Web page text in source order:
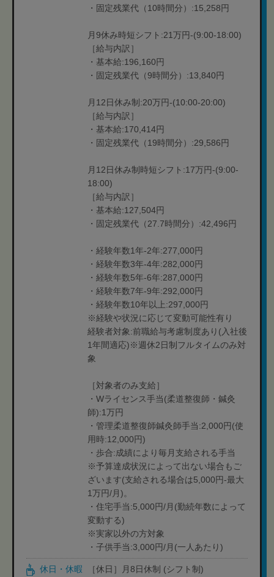
・固定残業代（10時間分）:15,258円
月9休み時短シフト:21万円-(9:00-18:00)
［給与内訳］
・基本給:196,160円
・固定残業代（9時間分）:13,840円
月12日休み制:20万円-(10:00-20:00)
［給与内訳］
・基本給:170,414円
・固定残業代（19時間分）:29,586円
月12日休み制時短シフト:17万円-(9:00-
18:00)
［給与内訳］
・基本給:127,504円
・固定残業代（27.7時間分）:42,496円
・経験年数1年-2年:277,000円
・経験年数3年-4年:282,000円
・経験年数5年-6年:287,000円
・経験年数7年-9年:292,000円
・経験年数10年以上:297,000円
※経験や状況に応じて変動可能性有り
経験者対象:前職給与考慮制度あり(入社後
1年間適応)※週休2日制フルタイムのみ対
象
［対象者のみ支給］
・Wライセンス手当(柔道整復師・鍼灸
師):1万円
・管理柔道整復師鍼灸師手当:2,000円(使
用時:12,000円)
・歩合:成績により毎月支給される手当
※予算達成状況によって出ない場合もご
ざいます(支給される場合は5,000円-最大
1万円/月)。
・住宅手当:5,000円/月(勤続年数によって
変動する)
※実家以外の方対象
・子供手当:3,000円/月(一人あたり)
休日・休暇 ［休日］月8日休制 (シフト制)